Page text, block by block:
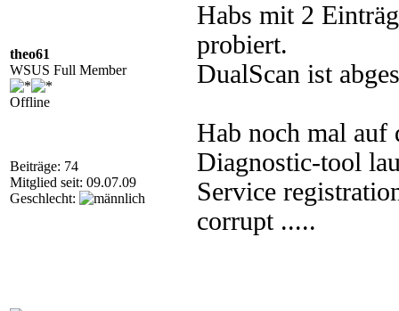
theo61
WSUS Full Member
Offline
Beiträge: 74
Mitglied seit: 09.07.09
Geschlecht:
Habs mit 2
probiert.
DualScan ist
Hab noch mal
Diagnostic-tool
Service
corrupt .....